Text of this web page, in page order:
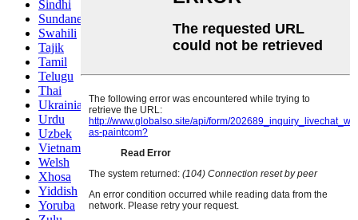
Sindhi
Sundanese
Swahili
Tajik
Tamil
Telugu
Thai
Ukrainian
Urdu
Uzbek
Vietnamese
Welsh
Xhosa
Yiddish
Yoruba